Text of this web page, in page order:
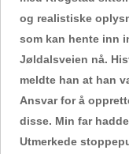
og realistiske
som kan hente inn
Jøldalsveien nå.
meldte han at han
Ansvar for å
disse. Min far
Utmerkede